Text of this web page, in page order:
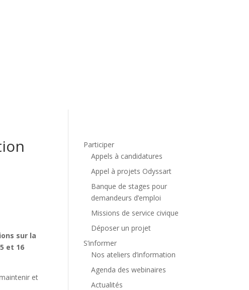
sur la
et 16
et
Participer
Appels à candidatures
Appel à projets Odyssart
Banque de stages pour
demandeurs d’emploi
Missions de service civique
Déposer un projet
S’informer
Nos ateliers d’information
Agenda des webinaires
Actualités